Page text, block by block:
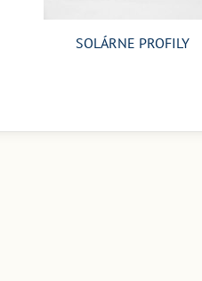
SOLÁRNE PROFILY